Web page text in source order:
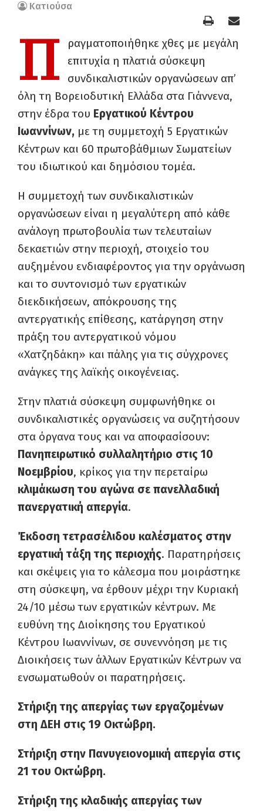
Κατιούσα
Π
ραγματοποιήθηκε χθες με μεγάλη
επιτυχία η πλατιά σύσκεψη
συνδικαλιστικών οργανώσεων απ’
όλη τη Βορειοδυτική Ελλάδα στα Γιάννενα,
στην έδρα του Εργατικού Κέντρου
Ιωαννίνων, με τη συμμετοχή 5 Εργατικών
Κέντρων και 60 πρωτοβάθμιων Σωματείων
του ιδιωτικού και δημόσιου τομέα.
Η συμμετοχή των συνδικαλιστικών
οργανώσεων είναι η μεγαλύτερη από κάθε
ανάλογη πρωτοβουλία των τελευταίων
δεκαετιών στην περιοχή, στοιχείο του
αυξημένου ενδιαφέροντος για την οργάνωση
και το συντονισμό των εργατικών
διεκδικήσεων, απόκρουσης της
αντεργατικής επίθεσης, κατάργηση στην
πράξη του αντεργατικού νόμου
«Χατζηδάκη» και πάλης για τις σύγχρονες
ανάγκες της λαϊκής οικογένειας.
Στην πλατιά σύσκεψη συμφωνήθηκε οι
συνδικαλιστικές οργανώσεις να συζητήσουν
στα όργανα τους και να αποφασίσουν:
Πανηπειρωτικό συλλαλητήριο στις 10
Νοεμβρίου, κρίκος για την περεταίρω
κλιμάκωση του αγώνα σε πανελλαδική
πανεργατική απεργία.
Έκδοση τετρασέλιδου καλέσματος στην
εργατική τάξη της περιοχής. Παρατηρήσεις
και σκέψεις για το κάλεσμα που μοιράστηκε
στη σύσκεψη, να έρθουν μέχρι την Κυριακή
24/10 μέσω των εργατικών κέντρων. Με
ευθύνη της Διοίκησης του Εργατικού
Κέντρου Ιωαννίνων, σε συνεννόηση με τις
Διοικήσεις των άλλων Εργατικών Κέντρων να
ενσωματωθούν οι παρατηρήσεις.
Στήριξη της απεργίας των εργαζομένων
στη ΔΕΗ στις 19 Οκτώβρη.
Στήριξη στην Πανυγειονομική απεργία στις
21 του Οκτώβρη.
Στήριξη της κλαδικής απεργίας των